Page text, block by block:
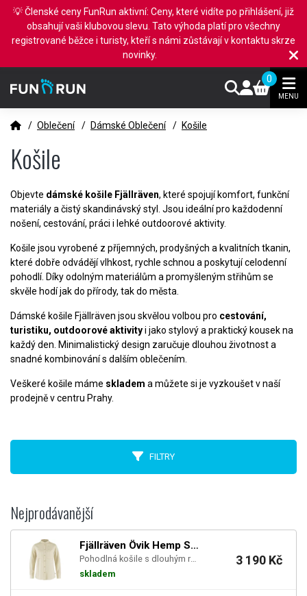
0
MENU
/ Oblečení / Dámské Oblečení / Košile
Košile
Objevte dámské košile Fjällräven, které spojují komfort, funkční
materiály a čistý skandinávský styl. Jsou ideální pro každodenní
nošení, cestování, práci i lehké outdoorové aktivity.
Košile jsou vyrobené z příjemných, prodyšných a kvalitních tkanin,
které dobře odvádějí vlhkost, rychle schnou a poskytují celodenní
pohodlí. Díky odolným materiálům a promyšleným střihům se
skvěle hodí jak do přírody, tak do města.
Dámské košile Fjällräven jsou skvělou volbou pro cestování,
turistiku, outdoorové aktivityi jako stylový a praktický kousek na
každý den. Minimalistický design zaručuje dlouhou životnost a
snadné kombinování s dalším oblečením.
Veškeré košile máme skladem a můžete si je vyzkoušet v naší
prodejně v centru Prahy.
FILTRY
Nejprodávanější
Fjällräven Övik Hemp Shirt LS W - Chalk White
Pohodlná košile s dlouhým rukávem ze směsi konopí a lyocelu.
skladem
3 190 Kč
💡 Členské ceny FunRun aktivní: Ceny, které vidíte po přihlášení, již
obsahují vaši klubovou slevu. Tato výhoda platí pro všechny
registrované běžce i turisty, kteří s námi zůstávají v kontaktu skrze
novinky.